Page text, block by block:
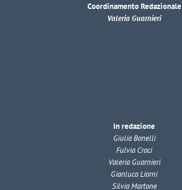
Coordinamento Redazionale
Valeria Guarnieri
In redazione
Giulia Bonelli
Fulvia Croci
Valeria Guarnieri
Gianluca Liorni
Silvia Martone